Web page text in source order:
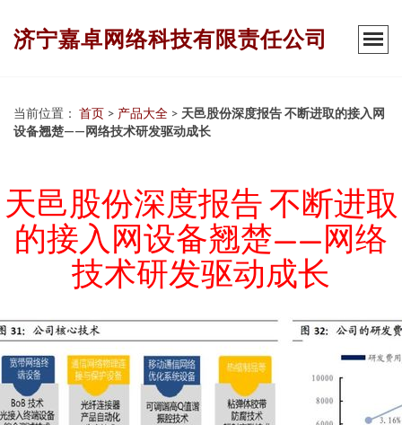
济宁嘉卓网络科技有限责任公司
当前位置： 首页 > 产品大全 > 天邑股份深度报告 不断进取的接入网
设备翘楚——网络技术研发驱动成长
天邑股份深度报告 不断进取
的接入网设备翘楚——网络
技术研发驱动成长